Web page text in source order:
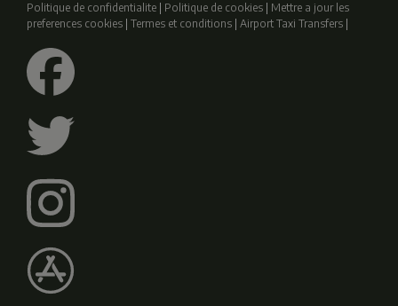
Politique de confidentialite
Politique de cookies
Mettre a jour les
preferences cookies Termes et conditions Airport Taxi Transfers